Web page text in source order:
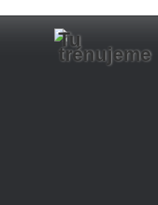
Tu
trénujeme